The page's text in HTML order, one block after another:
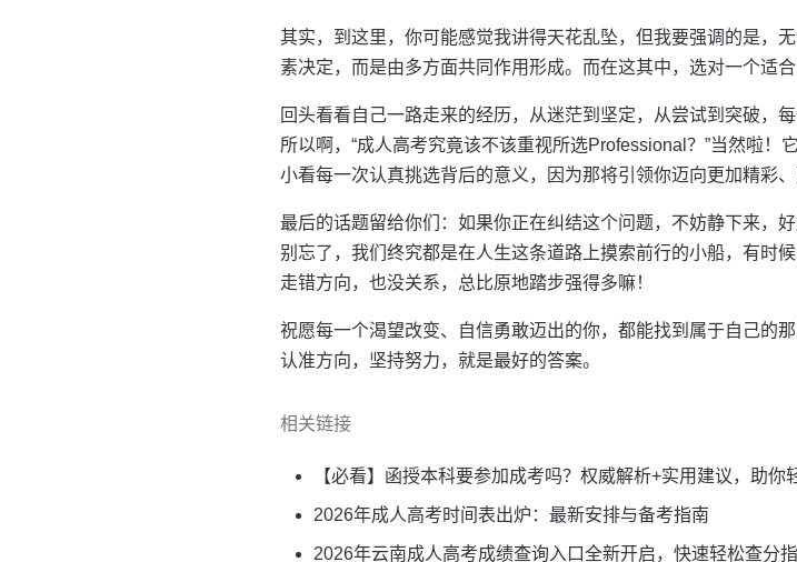
其实，到这里，你可能感觉我讲得天花乱坠，但我要强调的是，
素决定，而是由多方面共同作用形成。而在这其中，选对一个适
回头看看自己一路走来的经历，从迷茫到坚定，从尝试到突破，
所以啊，“成人高考究竟该不该重视所选Professional？”当然啦
小看每一次认真挑选背后的意义，因为那将引领你迈向更加精彩、
最后的话题留给你们：如果你正在纠结这个问题，不妨静下来，
别忘了，我们终究都是在人生这条道路上摸索前行的小船，有时
走错方向，也没关系，总比原地踏步强得多嘛！
祝愿每一个渴望改变、自信勇敢迈出的你，都能找到属于自己的
认准方向，坚持努力，就是最好的答案。
相关链接
【必看】函授本科要参加成考吗？权威解析+实用建议，助你
2026年成人高考时间表出炉：最新安排与备考指南
2026年云南成人高考成绩查询入口全新开启，快速轻松查分